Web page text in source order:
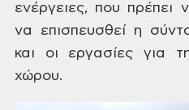
ενέργειες, που πρέπει
να επισπευσθεί η
και οι εργασίες για
χώρου.